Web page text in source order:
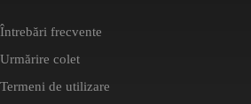
Întrebări frecvente
Urmărire colet
Termeni de utilizare